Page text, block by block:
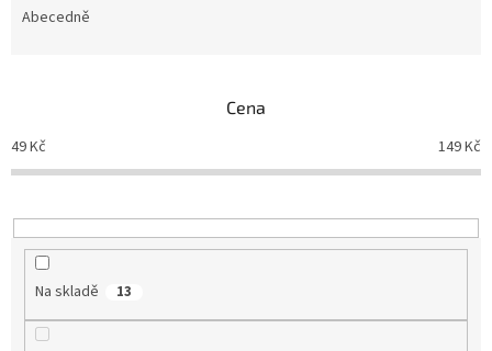
o
d
k
t
Abecedně
Cena
49Kč 149Kč
Na skladě 13